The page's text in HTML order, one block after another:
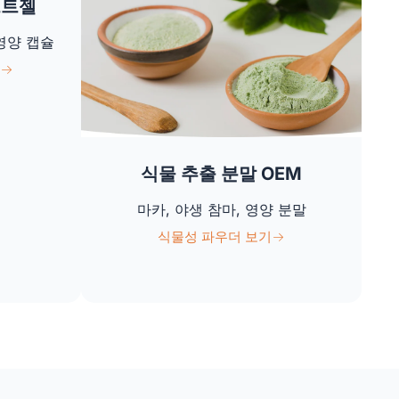
젤
양 캡슐
식물 추출 분말 OEM
마카, 야생 참마, 영양 분말
식물성 파우더 보기